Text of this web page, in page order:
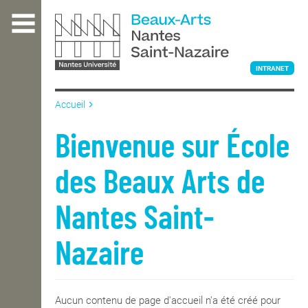
contenu
L'ÉCOLE
ENSEIGNEMENT
INTERNATIONAL
INTRANET
Accueil
Bienvenue sur École
des Beaux Arts de
Nantes Saint-
Nazaire
Aucun contenu de page d'accueil n'a été créé pour